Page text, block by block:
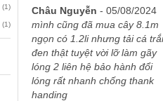
(1)
(1)
Châu Nguyễn -05/08/2024
mình cũng đã mua cây 8.1m
ngọn có 1.2li nhưng tải cá
đen thật tuyệt vời lỡ làm gãy
lóng 2 liên hệ bảo hành đổi
lóng rất nhanh chống thank
handing